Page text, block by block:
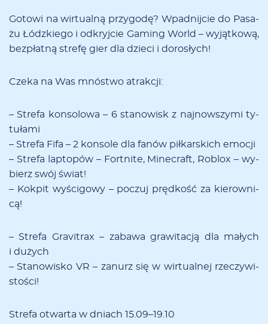
Go­to­wi na wir­tu­al­ną przy­go­dę? Wpad­nij­cie do Pa­sa­
żu Łódz­kie­go i od­kryj­cie Ga­ming World – wy­jąt­ko­wą,
bez­płat­ną stre­fę gier dla dzie­ci i do­ro­słych!
Cze­ka na Was mnó­stwo atrak­cji:
– Stre­fa kon­so­lo­wa – 6 sta­no­wisk z naj­now­szy­mi ty­
tu­ła­mi
– Stre­fa Fi­fa – 2 kon­so­le dla fa­nów pił­kar­skich emo­cji
– Stre­fa lap­to­pów – Fort­ni­te, Mi­ne­craft, Ro­blox – wy­
bierz swój świat!
– Kok­pit wy­ści­go­wy – po­czuj pręd­kość za kie­row­ni­
cą!
– Stre­fa Gra­vi­trax – za­ba­wa gra­wi­ta­cją dla ma­łych
i du­żych
– Sta­no­wi­sko VR – za­nurz się w wir­tu­al­nej rze­czy­wi­
sto­ści!
Stre­fa otwar­ta w dniach 15.09–19.10